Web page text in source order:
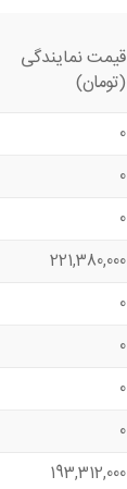
قیمت نمایندگی
(تومان)
0
0
0
221,380,000
0
0
0
0
193,312,000